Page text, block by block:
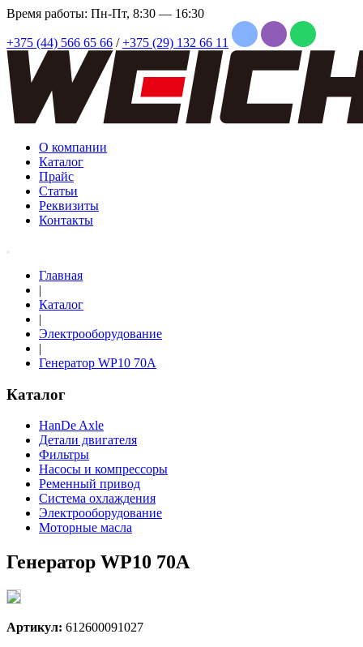
Время работы: Пн-Пт, 8:30 — 16:30
+375 (44) 566 65 66 / +375 (29) 132 66 11
О компании
Каталог
Прайс
Статьи
Реквизиты
Контакты
Главная
|
Каталог
|
Электрооборудование
|
Генератор WP10 70A
Каталог
HanDe Axle
Детали двигателя
Фильтры
Насосы и компрессоры
Ременный привод
Система охлаждения
Электрооборудование
Моторные масла
Генератор WP10 70A
Артикул: 612600091027